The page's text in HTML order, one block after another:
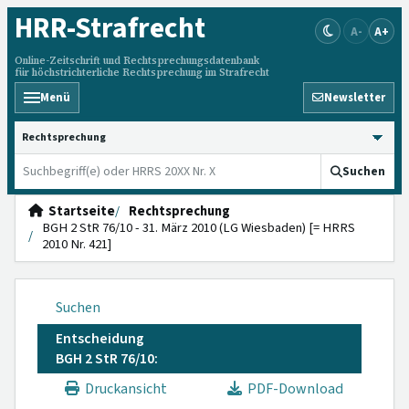
HRR-Strafrecht
Online-Zeitschrift und Rechtsprechungsdatenbank
für höchstrichterliche Rechtsprechung im Strafrecht
A- A+
Menü Newsletter
HRRS durchsuchen
Suchen
Startseite
Rechtsprechung
BGH 2 StR 76/10 - 31. März 2010 (LG Wiesbaden) [= HRRS
2010 Nr. 421]
Suchen
Entscheidung
BGH 2 StR 76/10:
Druckansicht
PDF-Download